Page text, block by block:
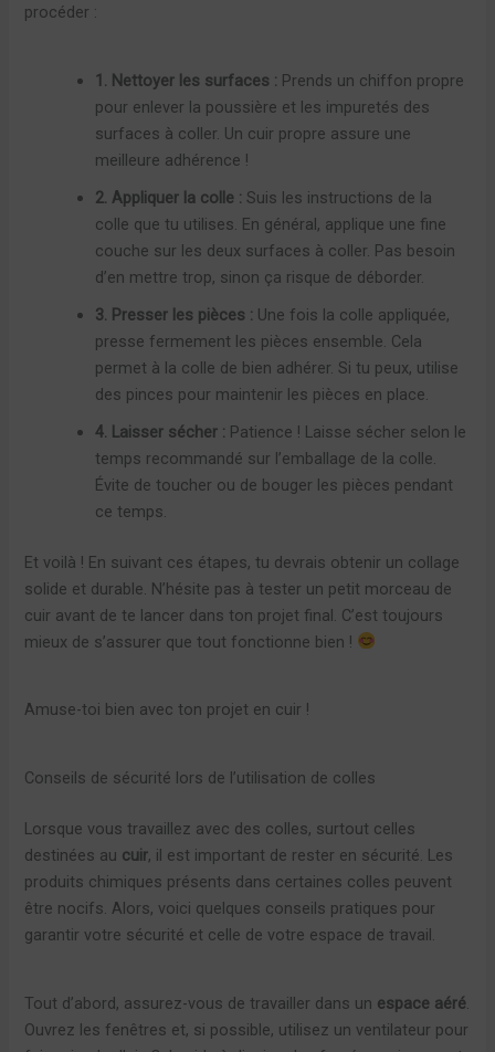
procéder :
1. Nettoyer les surfaces : Prends un chiffon propre
pour enlever la poussière et les impuretés des
surfaces à coller. Un cuir propre assure une
meilleure adhérence !
2. Appliquer la colle : Suis les instructions de la
colle que tu utilises. En général, applique une fine
couche sur les deux surfaces à coller. Pas besoin
d’en mettre trop, sinon ça risque de déborder.
3. Presser les pièces : Une fois la colle appliquée,
presse fermement les pièces ensemble. Cela
permet à la colle de bien adhérer. Si tu peux, utilise
des pinces pour maintenir les pièces en place.
4. Laisser sécher : Patience ! Laisse sécher selon le
temps recommandé sur l’emballage de la colle.
Évite de toucher ou de bouger les pièces pendant
ce temps.
Et voilà ! En suivant ces étapes, tu devrais obtenir un collage
solide et durable. N’hésite pas à tester un petit morceau de
cuir avant de te lancer dans ton projet final. C’est toujours
mieux de s’assurer que tout fonctionne bien !
Amuse-toi bien avec ton projet en cuir !
Conseils de sécurité lors de l’utilisation de colles
Lorsque vous travaillez avec des colles, surtout celles
destinées au cuir, il est important de rester en sécurité. Les
produits chimiques présents dans certaines colles peuvent
être nocifs. Alors, voici quelques conseils pratiques pour
garantir votre sécurité et celle de votre espace de travail.
Tout d’abord, assurez-vous de travailler dans un espace aéré.
Ouvrez les fenêtres et, si possible, utilisez un ventilateur pour